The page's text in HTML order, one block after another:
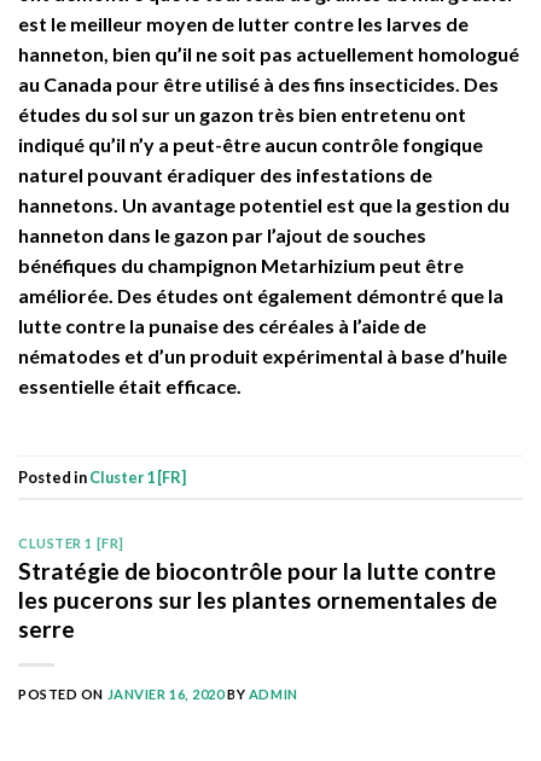
est le meilleur moyen de lutter contre les larves de
hanneton, bien qu’il ne soit pas actuellement homologué
au Canada pour être utilisé à des fins insecticides. Des
études du sol sur un gazon très bien entretenu ont
indiqué qu’il n’y a peut-être aucun contrôle fongique
naturel pouvant éradiquer des infestations de
hannetons. Un avantage potentiel est que la gestion du
hanneton dans le gazon par l’ajout de souches
bénéfiques du champignon Metarhizium peut être
améliorée. Des études ont également démontré que la
lutte contre la punaise des céréales à l’aide de
nématodes et d’un produit expérimental à base d’huile
essentielle était efficace.
Posted inCluster 1 [FR]
CLUSTER 1 [FR]
Stratégie de biocontrôle pour la lutte contre
les pucerons sur les plantes ornementales de
serre
POSTED ON JANVIER 16, 2020BY ADMIN